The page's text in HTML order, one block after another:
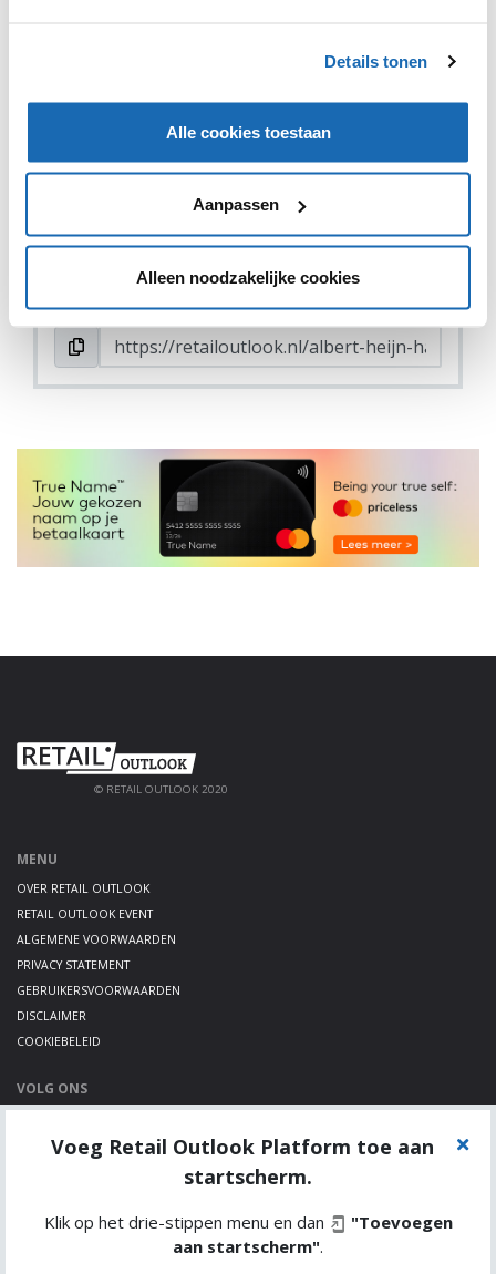
Details tonen
Alle cookies toestaan
Aanpassen
Alleen noodzakelijke cookies
die vorige week al besloot deze labels te schrappen.
© RETAIL OUTLOOK 2020
MENU
OVER RETAIL OUTLOOK
RETAIL OUTLOOK EVENT
ALGEMENE VOORWAARDEN
PRIVACY STATEMENT
GEBRUIKERSVOORWAARDEN
DISCLAIMER
COOKIEBELEID
VOLG ONS
TWITTER
Voeg Retail Outlook Platform toe aan
startscherm.
Klik op het drie-stippen menu en dan
"Toevoegen
aan startscherm".